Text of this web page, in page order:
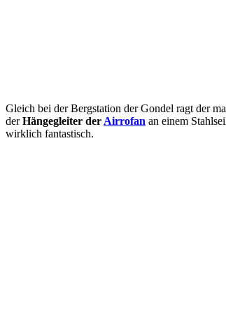
Gleich bei der Bergstation der Gondel ragt der
derHängegleiter der Airrofan an einem
wirklich fantastisch.